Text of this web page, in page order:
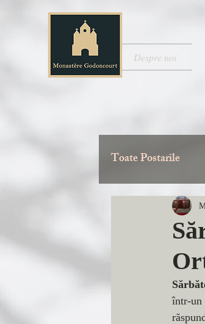
Despre noi
Toate Postarile
într-un